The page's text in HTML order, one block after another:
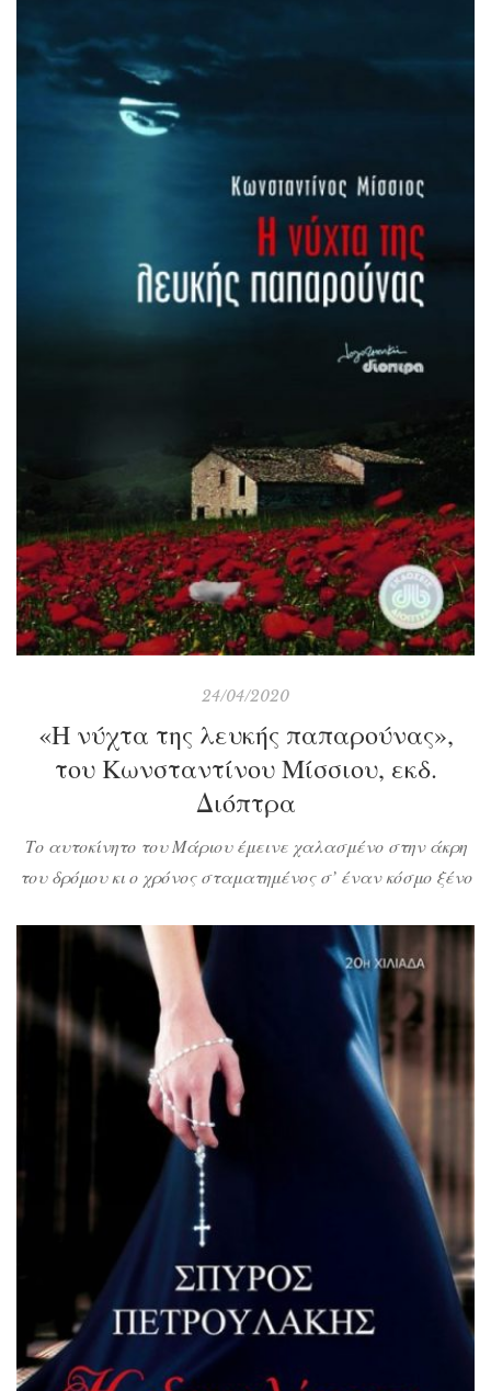
πρωτότυπο, φρέσκο μυθιστόρημα, με πολλούς χαρακτήρες
που δε με μπέρδεψε καθόλου στην πορεία της ανάγνωσης
24/04/2020
«Η νύχτα της λευκής παπαρούνας»,
του Κωνσταντίνου Μίσσιου, εκδ.
Διόπτρα
Το αυτοκίνητο του Μάριου έμεινε χαλασμένο στην άκρη
του δρόμου κι ο χρόνος σταματημένος σ’ έναν κόσμο ξένο
να είναι η λύση. Για λίγο… Γιατί οι μακάβριες ιστορίες
δεν ξεχάστηκαν ποτέ σ’ αυτό το χωριό… δεν σταμάτησαν
να λέγονται… να υφαίνονται στον αργαλειό του
χρόνου… Κι ήταν […]